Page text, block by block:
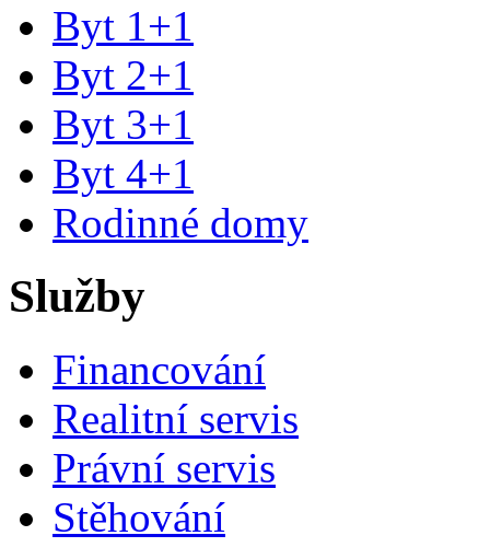
Byt 1+1
Byt 2+1
Byt 3+1
Byt 4+1
Rodinné domy
Služby
Financování
Realitní servis
Právní servis
Stěhování